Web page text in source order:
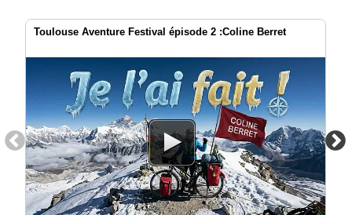
Toulouse Aventure Festival épisode 2 :Coline Berret